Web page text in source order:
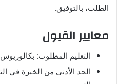
الطلب، بالتوفيق.
معايير القبول
التعليم المطلوب: بكالوريوس